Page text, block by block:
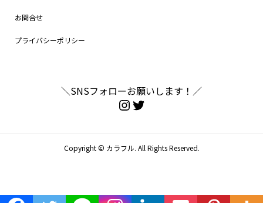
お問合せ
プライバシーポリシー
＼SNSフォローお願いします！／
Copyright © カラフル. All Rights Reserved.